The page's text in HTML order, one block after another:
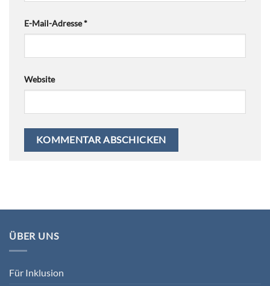
E-Mail-Adresse*
Website
ÜBER UNS
Für Inklusion